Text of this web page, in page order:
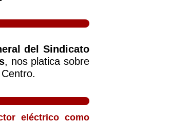
del Sindicato
, nos platica sobre
eléctrico como